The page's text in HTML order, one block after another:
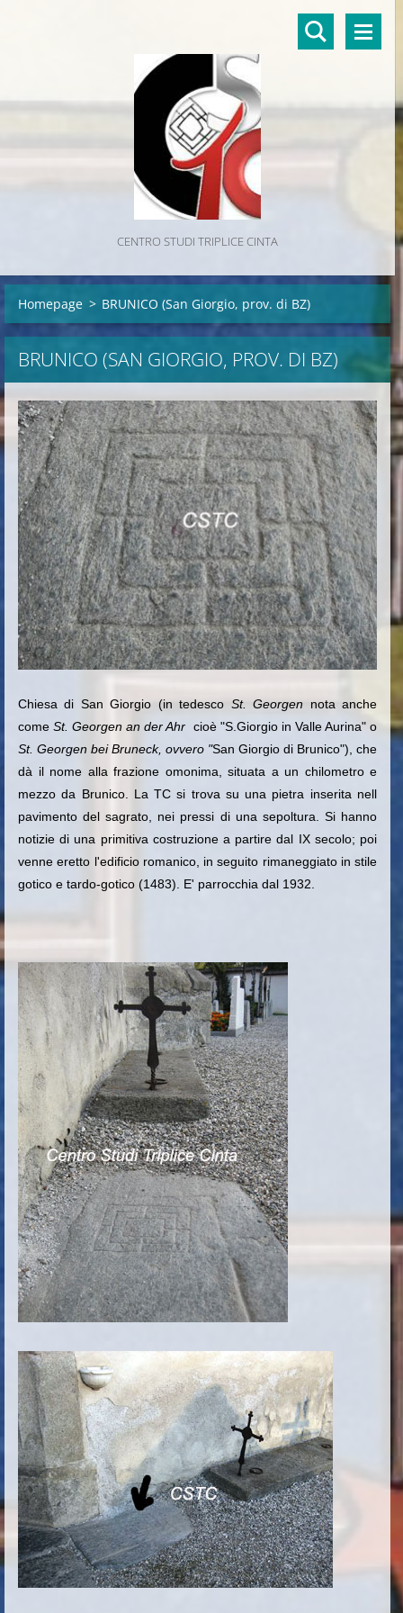
CENTRO STUDI TRIPLICE CINTA
Homepage > BRUNICO (San Giorgio, prov. di BZ)
BRUNICO (SAN GIORGIO, PROV. DI BZ)
Chiesa di San Giorgio (in tedesco St. Georgen nota anche
comeSt. Georgen an der Ahr cioè "S.Giorgio in Valle Aurina" o
St. Georgen bei Bruneck, ovvero "San Giorgio di Brunico"), che
dà il nome alla frazione omonima, situata a un chilometro e
mezzo da Brunico. La TC si trova su una pietra inseritanell
pavimento del sagrato, nei pressi di una sepoltura. Si hanno
notizie di una primitiva costruzione a partire dal IX secolo; poi
venne eretto l'edificio romanico, in seguito rimaneggiato in stile
gotico e tardo-gotico (1483). E' parrocchia dal 1932.